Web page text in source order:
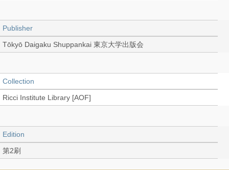
Publisher
Tōkyō Daigaku Shuppankai 東京大学出版会
Collection
Ricci Institute Library [AOF]
Edition
第2刷